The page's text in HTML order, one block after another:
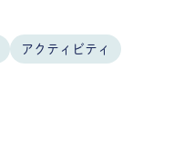
アクティビティ